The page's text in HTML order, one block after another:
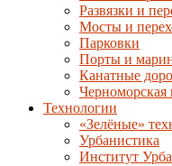
Развязки и
Мосты и
Парковки
Порты и
Канатные
Черноморская
Технологии
«Зелёные»
Урбанистика
Институт